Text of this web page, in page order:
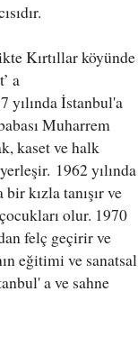
Kırtıllar köyünde
a
yılında İstanbul'a
Muharrem
kaset ve halk
1962 yılında
kızla tanışır ve
olur. 1970
felç geçirir ve
eğitimi ve sanatsal
a ve sahne